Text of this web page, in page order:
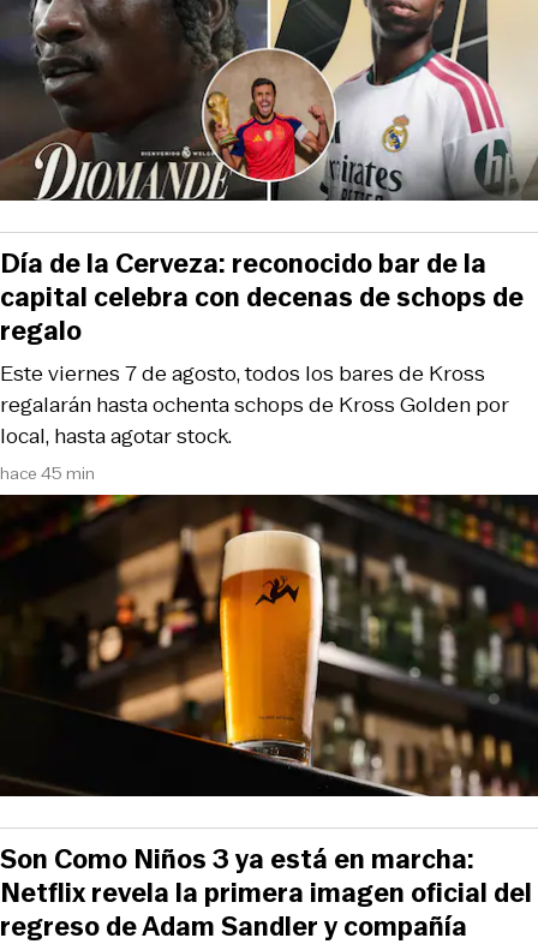
hace 45 min
Este viernes 7 de agosto, todos los bares de Kross
regalarán hasta ochenta schops de Kross Golden por
local, hasta agotar stock.
Día de la Cerveza: reconocido bar de la
capital celebra con decenas de schops de
regalo
Son Como Niños 3 ya está en marcha:
Netflix revela la primera imagen oficial del
regreso de Adam Sandler y compañía